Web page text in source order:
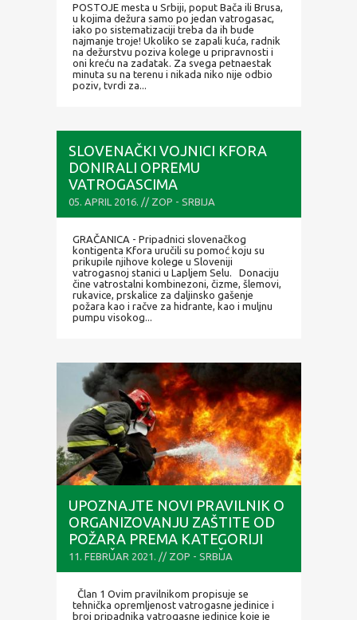
POSTOJE mesta u Srbiji, poput Bača ili Brusa,
u kojima dežura samo po jedan vatrogasac,
iako po sistematizaciji treba da ih bude
najmanje troje! Ukoliko se zapali kuća, radnik
na dežurstvu poziva kolege u pripravnosti i
oni kreću na zadatak. Za svega petnaestak
minuta su na terenu i nikada niko nije odbio
poziv, tvrdi za...
SLOVENAČKI VOJNICI KFORA
DONIRALI OPREMU
VATROGASCIMA
05. APRIL 2016. // ZOP - SRBIJA
GRAČANICA - Pripadnici slovenačkog
kontigenta Kfora uručili su pomoć koju su
prikupile njihove kolege u Sloveniji
vatrogasnoj stanici u Lapljem Selu. Donaciju
čine vatrostalni kombinezoni, čizme, šlemovi,
rukavice, prskalice za daljinsko gašenje
požara kao i račve za hidrante, kao i muljnu
pumpu visokog...
UPOZNAJTE NOVI PRAVILNIK O
ORGANIZOVANJU ZAŠTITE OD
POŽARA PREMA KATEGORIJI
UGROŽENOSTI OD POŽARA
11. FEBRUAR 2021. // ZOP - SRBIJA
Član 1 Ovim pravilnikom propisuje se
tehnička opremljenost vatrogasne jedinice i
broj pripadnika vatrogasne jedinice koje je